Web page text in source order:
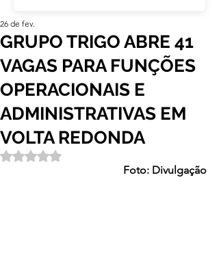
GRUPO TRIGO ABRE 41
VAGAS PARA FUNÇÕES
OPERACIONAIS E
ADMINISTRATIVAS EM
VOLTA REDONDA
26 de fev.
Avaliado com NaN de 5 estrelas.
Foto: Divulgação